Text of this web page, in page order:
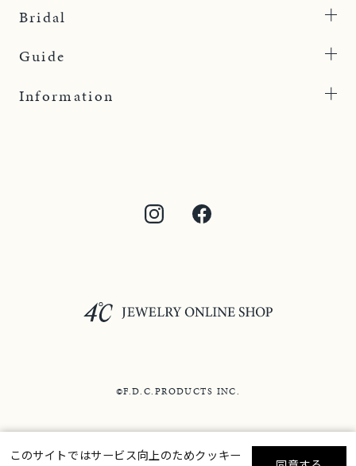
Bridal
Guide
Information
©F.D.C.PRODUCTS INC.
このサイトではサービス向上のためクッキー